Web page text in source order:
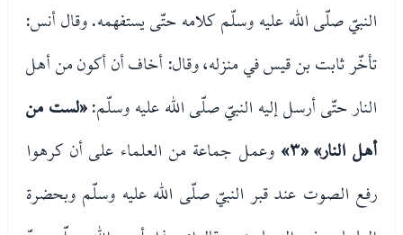
النبيّ صلّى الله عليه وسلّم كلامه حتّى يستفهمه. وقال أنس:
تأخّر ثابت بن قيس في منزله، وقال: أخاف أن أكون من أهل
النار حتّى أرسل إليه النبيّ صلّى الله عليه وسلّم:«لست من
أهل النار» «٣»
وعمل جماعة من العلماء على أن كرهوا
رفع الصوت عند قبر النبيّ صلّى الله عليه وسلّم وبحضرة